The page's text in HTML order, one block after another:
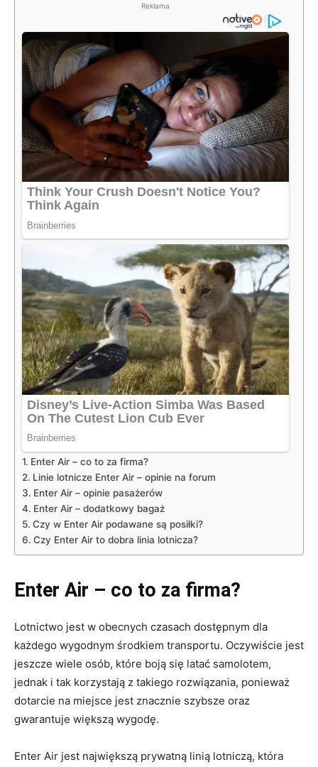
Reklama
Enter Air – co to za firma?
Linie lotnicze Enter Air – opinie na forum
Enter Air – opinie pasażerów
Enter Air – dodatkowy bagaż
Czy w Enter Air podawane są posiłki?
Czy Enter Air to dobra linia lotnicza?
Enter Air – co to za firma?
Lotnictwo jest w obecnych czasach dostępnym dla
każdego wygodnym środkiem transportu. Oczywiście jest
jeszcze wiele osób, które boją się latać samolotem,
jednak i tak korzystają z takiego rozwiązania, ponieważ
dotarcie na miejsce jest znacznie szybsze oraz
gwarantuje większą wygodę.
Enter Air jest największą prywatną linią lotniczą, która